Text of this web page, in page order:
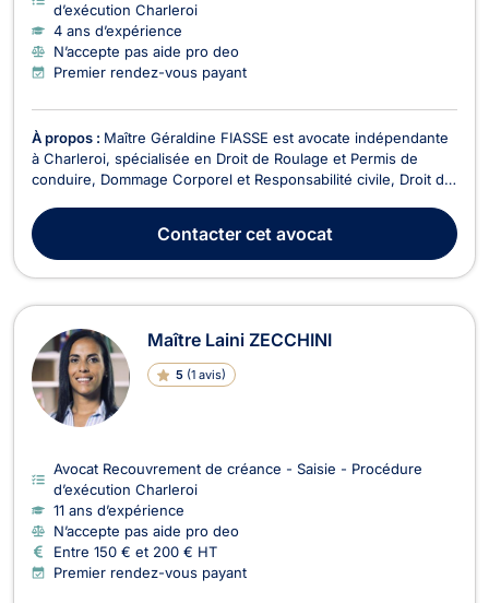
d’exécution Charleroi
4 ans d’expérience
N’accepte pas aide pro deo
Premier rendez-vous payant
À propos : Maître Géraldine FIASSE est avocate indépendante
à Charleroi, spécialisée en Droit de Roulage et Permis de
conduire, Dommage Corporel et Responsabilité civile, Droit de
route ou d'une erreur médicale ? Convoqué devant le Tribunal
de police ? En litige avec votre...
Contactercet avocat
Maître Laini ZECCHINI
5 (1 avis)
Avocat Recouvrement de créance - Saisie - Procédure
d’exécution Charleroi
11 ans d’expérience
N’accepte pas aide pro deo
Entre 150 € et 200 € HT
Premier rendez-vous payant